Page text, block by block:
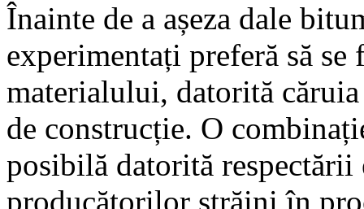
Înainte de a așeza dale
experimentați preferă să
materialului, datorită
de construcție. O
posibilă datorită
producătorilor străini în